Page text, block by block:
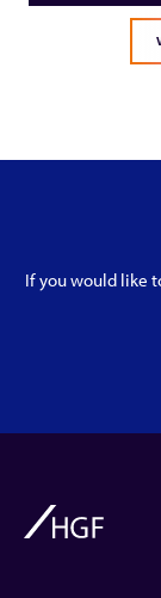
If you would like